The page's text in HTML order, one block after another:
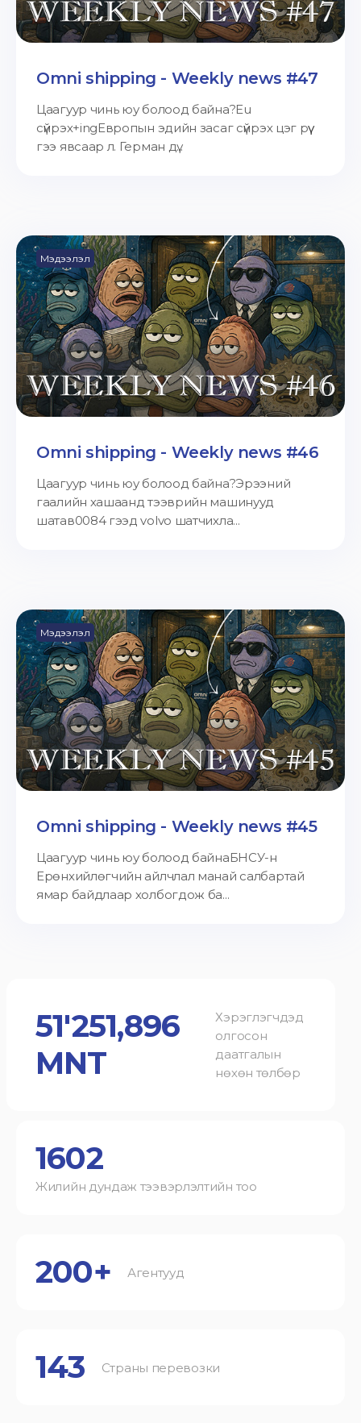
Omni shipping - Weekly news #47
Цаагуур чинь юу болоод байна?Eu
сүйрэх+ingЕвропын эдийн засаг сүйрэх цэг рүү
гээ явсаар л. Герман дү...
Мэдээлэл
Omni shipping - Weekly news #46
Цаагуур чинь юу болоод байна?Эрээний
гаалийн хашаанд тээврийн машинууд
шатав0084 гээд volvo шатчихла...
Мэдээлэл
Omni shipping - Weekly news #45
Цаагуур чинь юу болоод байнаБНСУ-н
Ерөнхийлөгчийн айлчлал манай салбартай
ямар байдлаар холбогдож ба...
51'251,896
MNT
Хэрэглэгчдэд
олгосон
даатгалын
нөхөн төлбөр
1602
Жилийн дундаж тээвэрлэлтийн тоо
200+ Агентууд
143 Страны перевозки